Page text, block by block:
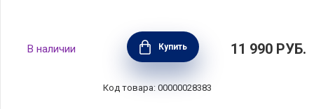
Кастрюля глубокая с крышкой Boheme Red
8,1 л, диаметр 24 см, углеродистая сталь,
цвет красный, BEKA, Бельгия, 14923244
В наличии Купить 11 990 РУБ.
Код товара: 00000028383